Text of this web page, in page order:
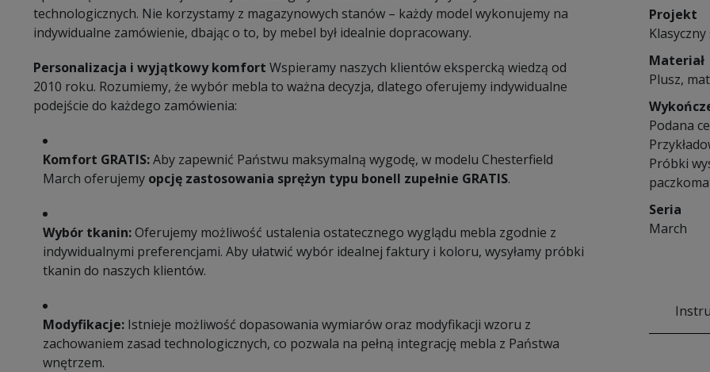
technologicznych. Nie korzystamy z magazynowych stanów – każdy model wykonujemy na
indywidualne zamówienie, dbając o to, by mebel był idealnie dopracowany.
Personalizacja i wyjątkowy komfort Wspieramy naszych klientów ekspercką wiedzą od
2010 roku. Rozumiemy, że wybór mebla to ważna decyzja, dlatego oferujemy indywidualne
podejście do każdego zamówienia:
Komfort GRATIS:Aby zapewnić Państwu maksymalną wygodę, w modelu Chesterfield
March oferujemy opcję zastosowania sprężyn typu bonell zupełnie GRATIS.
Wybór tkanin:Oferujemy możliwość ustalenia ostatecznego wyglądu mebla zgodnie z
indywidualnymi preferencjami. Aby ułatwić wybór idealnej faktury i koloru, wysyłamy próbki
tkanin do naszych klientów.
Modyfikacje: Istnieje możliwość dopasowania wymiarów oraz modyfikacji wzoru z
zachowaniem zasad technologicznych, co pozwala na pełną integrację mebla z Państwa
wnętrzem.
Projekt
Materiał
Plusz,
Podana
Próbki
Seria
March